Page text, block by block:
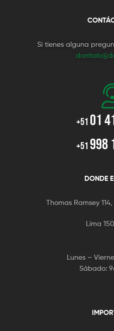
Si tienes alguna
+51 01
+51 998
DONDE
Thomas Ramsey
Lima
Lunes –
Sábado: